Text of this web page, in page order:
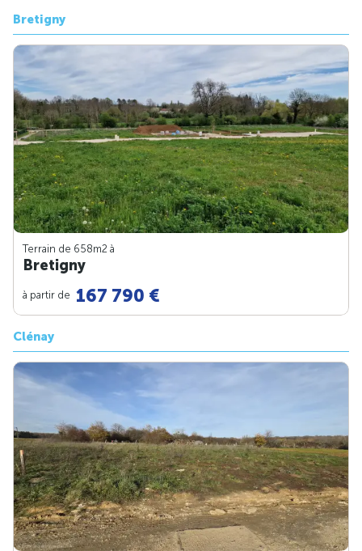
Bretigny
Terrain de 658m2 à
Bretigny
à partir de 167 790 €
Clénay